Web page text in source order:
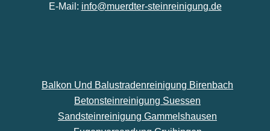
E-Mail: info@muerdter-steinreinigung.de
Balkon Und Balustradenreinigung Birenbach
Betonsteinreinigung Suessen
Sandsteinreinigung Gammelshausen